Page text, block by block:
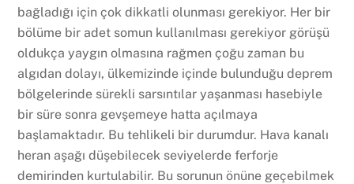
bağladığı için çok dikkatli olunması gerekiyor. Her bir
bölüme bir adet somun kullanılması gerekiyor görüşü
oldukça yaygın olmasına rağmen çoğu zaman bu
algıdan dolayı, ülkemizinde içinde bulunduğu deprem
bölgelerinde sürekli sarsıntılar yaşanması hasebiyle
bir süre sonra gevşemeye hatta açılmaya
başlamaktadır. Bu tehlikeli bir durumdur. Hava kanalı
heran aşağı düşebilecek seviyelerde ferforje
demirinden kurtulabilir. Bu sorunun önüne geçebilmek